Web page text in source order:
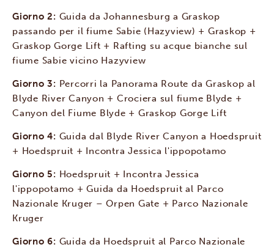
Giorno 2: Guida da Johannesburg a Graskop
passando per il fiume Sabie (Hazyview) + Graskop +
Graskop Gorge Lift + Rafting su acque bianche sul
fiume Sabie vicino Hazyview
Giorno 3: Percorri la Panorama Route da Graskop al
Blyde River Canyon + Crociera sul fiume Blyde +
Canyon del Fiume Blyde + Graskop Gorge Lift
Giorno 4: Guida dal Blyde River Canyon a Hoedspruit
+ Hoedspruit + Incontra Jessica l'ippopotamo
Giorno 5: Hoedspruit + Incontra Jessica
l'ippopotamo + Guida da Hoedspruit al Parco
Nazionale Kruger – Orpen Gate + Parco Nazionale
Kruger
Giorno 6: Guida da Hoedspruit al Parco Nazionale